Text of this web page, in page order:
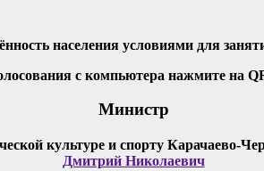
населения условиями для
с компьютера нажмите на
Министр
Дмитрий Николаевич